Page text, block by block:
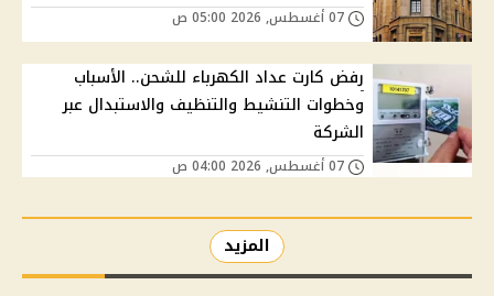
رفض كارت عداد الكهرباء للشحن.. الأسباب
وخطوات التنشيط والتنظيف والاستبدال عبر
الشركة
المزيد